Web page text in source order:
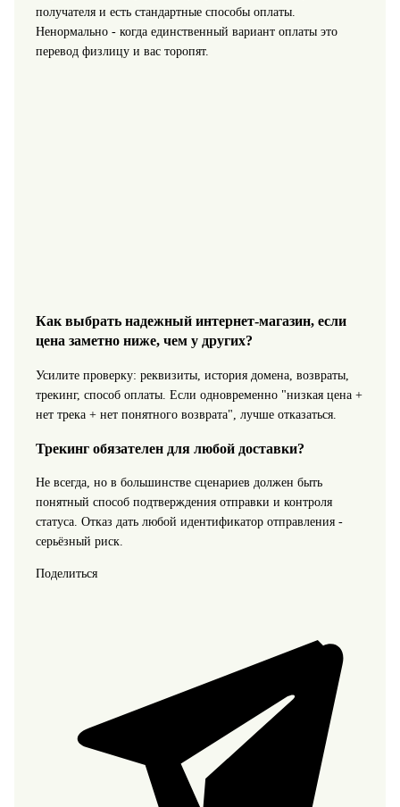
получателя и есть стандартные способы оплаты.
Ненормально - когда единственный вариант оплаты это
перевод физлицу и вас торопят.
Как выбрать надежный интернет-магазин, если
цена заметно ниже, чем у других?
Усилите проверку: реквизиты, история домена, возвраты,
трекинг, способ оплаты. Если одновременно "низкая цена +
нет трека + нет понятного возврата", лучше отказаться.
Трекинг обязателен для любой доставки?
Не всегда, но в большинстве сценариев должен быть
понятный способ подтверждения отправки и контроля
статуса. Отказ дать любой идентификатор отправления -
серьёзный риск.
Поделиться